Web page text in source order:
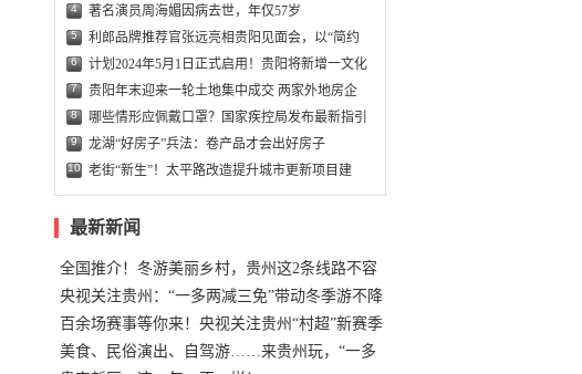
4 著名演员周海媚因病去世，年仅57岁
5 利郎品牌推荐官张远亮相贵阳见面会，以“简约
6 计划2024年5月1日正式启用！贵阳将新增一文化
7 贵阳年末迎来一轮土地集中成交 两家外地房企
8 哪些情形应佩戴口罩？国家疾控局发布最新指引
9 龙湖“好房子”兵法：卷产品才会出好房子
10 老街“新生”！太平路改造提升城市更新项目建
最新新闻
全国推介！冬游美丽乡村，贵州这2条线路不容
错过
央视关注贵州：“一多两减三免”带动冬季游不降
温
百余场赛事等你来！央视关注贵州“村超”新赛季
正式“打响”
美食、民俗演出、自驾游……来贵州玩，“一多